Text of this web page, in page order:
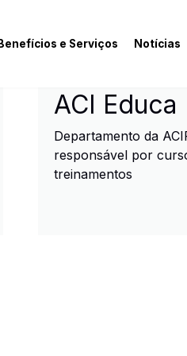
Benefícios e Serviços Notícias
ACI Educa
Departamento da
responsável por
treinamentos